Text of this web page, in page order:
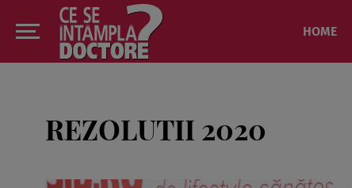
HOME
REZOLUTII 2020